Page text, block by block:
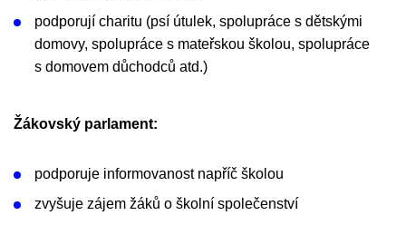
podporují charitu (psí útulek, spolupráce s dětskými
domovy, spolupráce s mateřskou školou, spolupráce
s domovem důchodců atd.)
Žákovský parlament:
podporuje informovanost napříč školou
zvyšuje zájem žáků o školní společenství